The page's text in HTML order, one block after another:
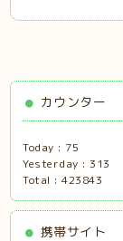
カウンター
Today : 75
Yesterday :313
Total :423843
携帯サイト